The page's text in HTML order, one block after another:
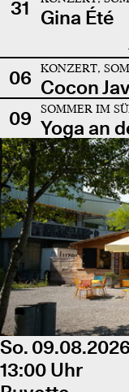
31 Gina Été
06 KONZERT,
Cocon
09
SOMMER IM
Yoga an
So. 09.08.2026
13:00 Uhr